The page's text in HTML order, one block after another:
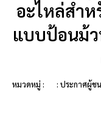
อะไหล่สำห
แบบป้อนม้
หมวดหมู่ : : ประกาศผู้ช